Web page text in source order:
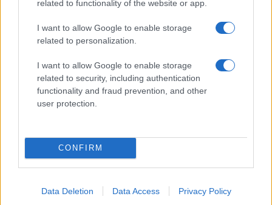
related to functionality of the website or app.
I want to allow Google to enable storage
related to personalization.
I want to allow Google to enable storage
related to security, including authentication
functionality and fraud prevention, and other
user protection.
CONFIRM
Data Deletion Data Access Privacy Policy
Débroussaillage forestier : pourquoi une taxe collective
pourrait changer la donne
Camille Durand · 9 Août 2026
LA FINANCE